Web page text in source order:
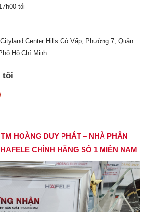
tối
Center Hills Gò Vấp, Phường 7, Quận
Hồ Chí Minh
tôi
HOÀNG DUY PHÁT – NHÀ PHÂN
CHÍNH HÃNG SỐ 1 MIỀN NAM